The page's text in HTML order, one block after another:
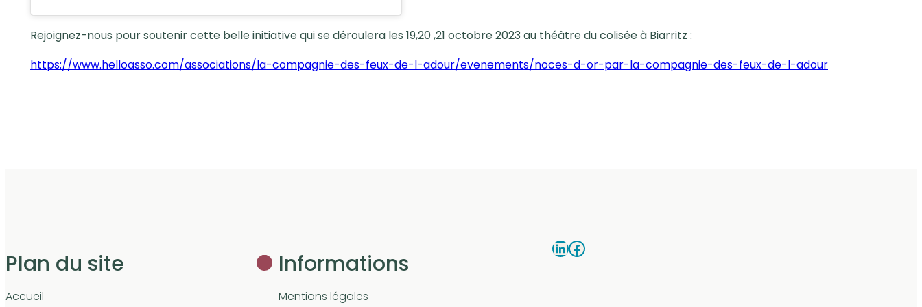
Rejoignez-nous pour soutenir cette belle initiative qui se déroulera les 19,20 ,21 octobre 2023 au théâtre du colisée à Biarritz :
https://www.helloasso.com/associations/la-compagnie-des-feux-de-l-adour/evenements/noces-d-or-par-la-compagnie-des-feux-de-l-adour
Plan du site
Accueil
Informations
Mentions légales
LinkedIn Facebook